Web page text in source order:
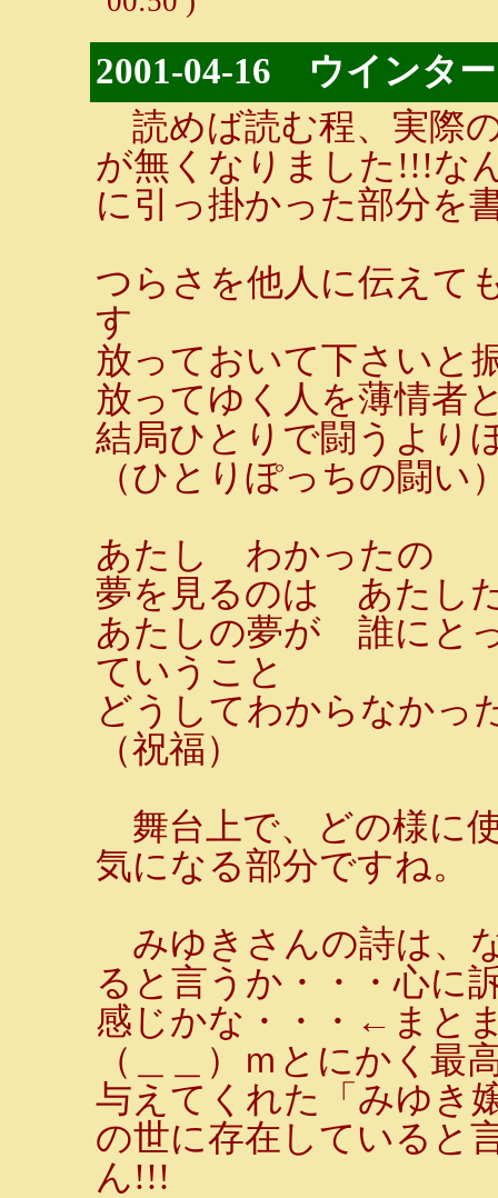
2001-04-16 ウインタ
読めば読む程、実際
が無くなりました!!!な
に引っ掛かった部分を
つらさを他人に伝え
す
放っておいて下さいと
放ってゆく人を薄情者
結局ひとりで闘うより
（ひとりぽっちの闘い
あたし わかったの
夢を見るのは あたし
あたしの夢が 誰にと
ていうこと
どうしてわからなかっ
（祝福）
舞台上で、どの様に
気になる部分ですね。
みゆきさんの詩は、
ると言うか・・・心に
感じかな・・・←まと
（＿＿）ｍとにかく最
与えてくれた「みゆき
の世に存在していると
ん!!!